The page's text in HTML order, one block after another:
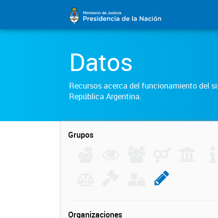
Datos
Recursos acerca del funcionamiento del
República Argentina.
Grupos
Organizaciones